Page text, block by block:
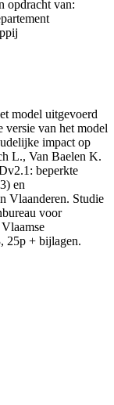
opdracht van:
model uitgevoerd
versie van het model
impact op
L., Van Baelen K.
beperkte
en
Vlaanderen. Studie
voor
25p + bijlagen.